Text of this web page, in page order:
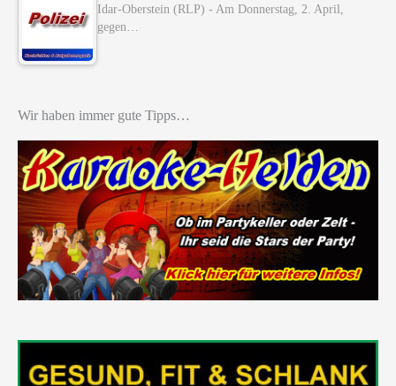
Idar-Oberstein (RLP) - Am Donnerstag, 2. April,
gegen…
Wir haben immer gute Tipps…